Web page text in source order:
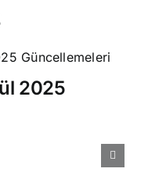
2025